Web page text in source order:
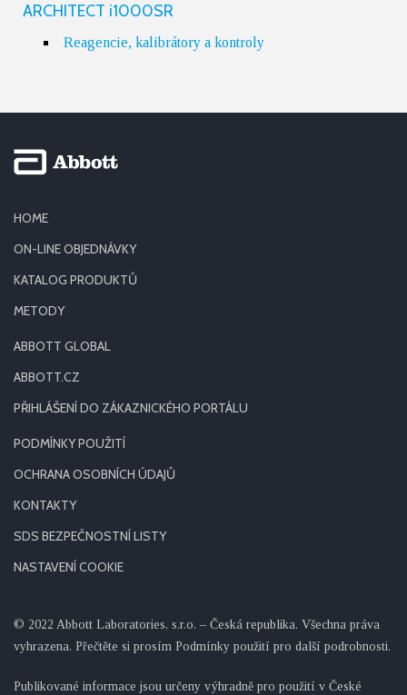
ARCHITECT i1000SR
Reagencie, kalibrátory a kontroly
HOME
ON-LINE OBJEDNÁVKY
KATALOG PRODUKTŮ
METODY
ABBOTT GLOBAL
ABBOTT.CZ
PŘIHLÁŠENÍ DO ZÁKAZNICKÉHO PORTÁLU
PODMÍNKY POUŽITÍ
OCHRANA OSOBNÍCH ÚDAJŮ
KONTAKTY
SDS BEZPEČNOSTNÍ LISTY
NASTAVENÍ COOKIE
© 2022 Abbott Laboratories, s.r.o. – Česká republika. Všechna práva
vyhrazena. Přečtěte si prosím Podmínky použití pro další podrobnosti.
Publikované informace jsou určeny výhradně pro použití v České